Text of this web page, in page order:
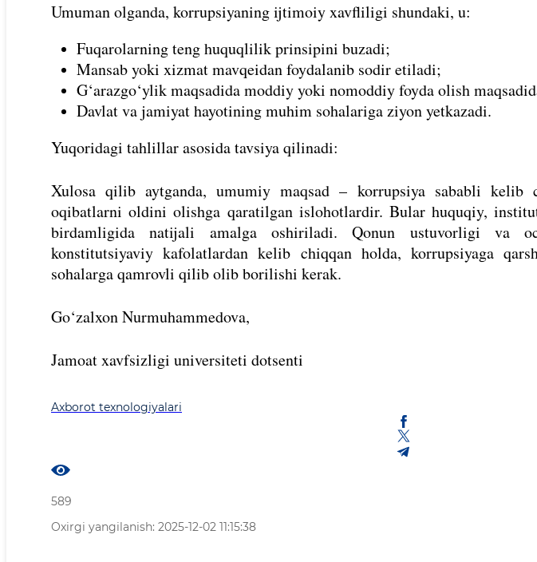
Umuman olganda, korrupsiyaning ijtimoiy xavfliligi shundaki, u:
Fuqarolarning teng huquqlilik prinsipini buzadi;
Mansab yoki xizmat mavqeidan foydalanib sodir etiladi;
G‘arazgo‘ylik maqsadida moddiy yoki nomoddiy foyda olish
Davlat va jamiyat hayotining muhim sohalariga ziyon yetkazadi.
Yuqoridagi tahlillar asosida tavsiya qilinadi:
Xulosa qilib aytganda, umumiy maqsad – korrupsiya sababli kelib
oqibatlarni oldini olishga qaratilgan islohotlardir. Bular huquqiy,
birdamligida natijali amalga oshiriladi. Qonun ustuvorligi va
konstitutsiyaviy kafolatlardan kelib chiqqan holda, korrupsiyaga
sohalarga qamrovli qilib olib borilishi kerak.
Go‘zalxon Nurmuhammedova,
Jamoat xavfsizligi universiteti dotsenti
Axborot texnologiyalari
589
Oxirgi yangilanish: 2025-12-02 11:15:38